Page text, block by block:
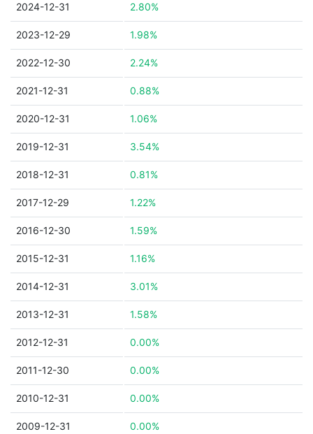
2024-12-31 2.80%
2023-12-29 1.98%
2022-12-30 2.24%
2021-12-31 0.88%
2020-12-31 1.06%
2019-12-31 3.54%
2018-12-31 0.81%
2017-12-29 1.22%
2016-12-30 1.59%
2015-12-31 1.16%
2014-12-31 3.01%
2013-12-31 1.58%
2012-12-31 0.00%
2011-12-30 0.00%
2010-12-31 0.00%
2009-12-31 0.00%